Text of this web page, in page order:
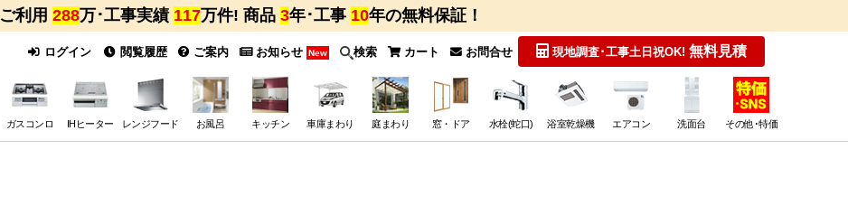
ご利用 288万･工事実績 117万件! 商品 3年･工事 10年の無料保証！
ログイン 閲覧履歴 ご案内 お知らせ New 検索 カート お問合せ 現地調査･工事土日祝OK! 無料見積
ガスコンロ IHヒーター レンジフード お風呂 キッチン 車庫まわり 庭まわり 窓・ドア 水栓(蛇口) 浴室乾燥機 エアコン 洗面台 その他･特価